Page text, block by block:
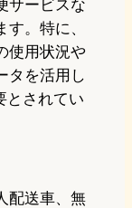
サービスな
。特に、
使用状況や
タを活用し
とされてい
配送車、無